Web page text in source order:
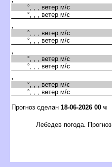
°, , , ветер м/с
°, , , ветер м/с
,
°, , , ветер м/с
°, , , ветер м/с
,
°, , , ветер м/с
°, , , ветер м/с
,
°, , , ветер м/с
°, , , ветер м/с
Прогноз сделан 18-06-2026 00 ч
Лебедев погода.